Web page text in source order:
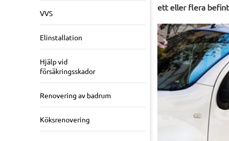
VVS
Elinstallation
Hjälp vid
försäkringsskador
Renovering av badrum
Köksrenovering
ett eller flera